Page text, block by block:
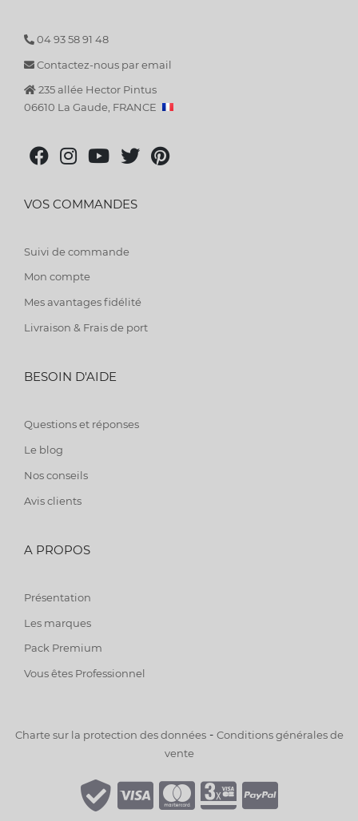
04 93 58 91 48
Contactez-nous par email
235 allée Hector Pintus
06610 La Gaude, FRANCE
VOS COMMANDES
Suivi de commande
Mon compte
Mes avantages fidélité
Livraison & Frais de port
BESOIN D'AIDE
Questions et réponses
Le blog
Nos conseils
Avis clients
A PROPOS
Présentation
Les marques
Pack Premium
Vous êtes Professionnel
Charte sur la protection des données- Conditions générales de
vente